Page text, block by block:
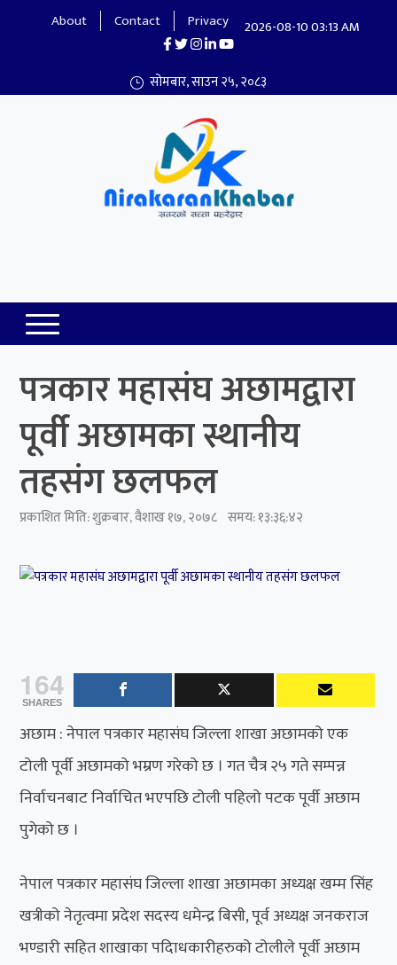
About Contact Privacy 2026-08-10 03:13 AM
सोमबार, साउन २५, २०८३
पत्रकार महासंघ अछामद्वारा
पूर्वी अछामका स्थानीय
तहसंग छलफल
प्रकाशित मिति:शुक्रबार, वैशाख १७, २०७८ समय: १३:३६:४२
164
SHARES
अछाम : नेपाल पत्रकार महासंघ जिल्ला शाखा अछामको एक
टोली पूर्वी अछामको भम्रण गरेको छ । गत चैत्र २५ गते सम्पन्न
निर्वाचनबाट निर्वाचित भएपछि टोली पहिलो पटक पूर्वी अछाम
पुगेको छ ।
नेपाल पत्रकार महासंघ जिल्ला शाखा अछामका अध्यक्ष खम्म सिंह
खत्रीको नेतृत्वमा प्रदेश सदस्य धमेन्द्र बिसी, पूर्व अध्यक्ष जनकराज
भण्डारी सहित शाखाका पदािधकारीहरुको टोलीले पूर्वी अछाम